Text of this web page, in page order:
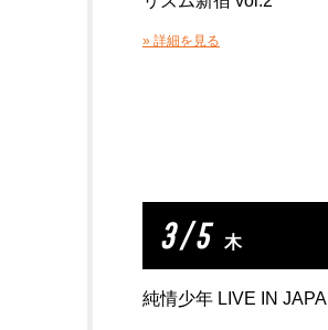
» 詳細を見る
3 / 5 木
純情少年 LIVE IN